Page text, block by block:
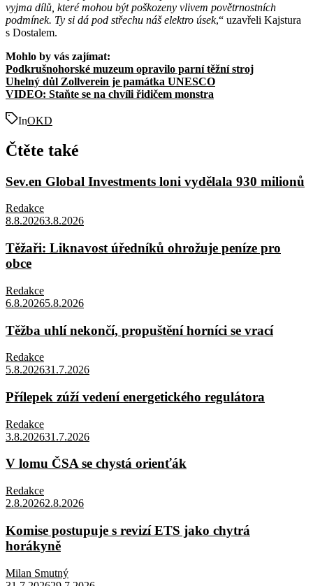
vyjma dílů, které mohou být poškozeny vlivem povětrnostních
podmínek. Ty si dá pod střechu náš elektro úsek,“ uzavřeli Kajstura
s Dostalem.
Mohlo by vás zajímat:
Podkrušnohorské muzeum opravilo parní těžní stroj
Uhelný důl Zollverein je památka UNESCO
VIDEO: Staňte se na chvíli řidičem monstra
InOKD
Čtěte také
Sev.en Global Investments loni vydělala 930 milionů
Redakce
8.8.20263.8.2026
Těžaři: Liknavost úředníků ohrožuje peníze pro
obce
Redakce
6.8.20265.8.2026
Těžba uhlí nekončí, propuštění horníci se vrací
Redakce
5.8.202631.7.2026
Přílepek zúží vedení energetického regulátora
Redakce
3.8.202631.7.2026
V lomu ČSA se chystá orienťák
Redakce
2.8.20262.8.2026
Komise postupuje s revizí ETS jako chytrá
horákyně
Milan Smutný